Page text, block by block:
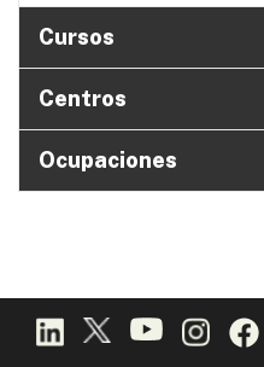
Cursos
Centros
Ocupaciones